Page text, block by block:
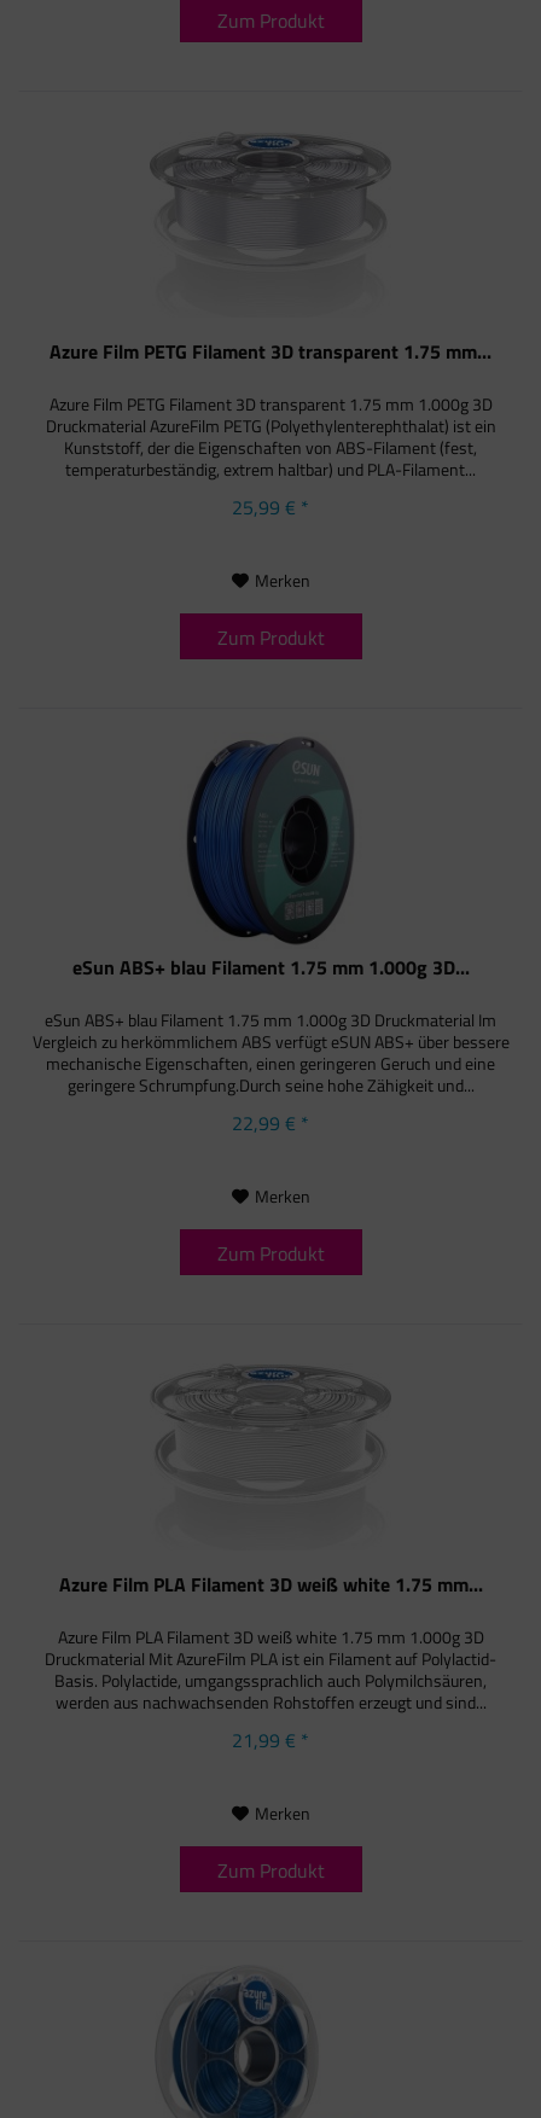
Zum Produkt
Azure Film PETG Filament 3D transparent 1.75 mm...
Azure Film PETG Filament 3D transparent 1.75 mm 1.000g 3D
Druckmaterial AzureFilm PETG (Polyethylenterephthalat) ist ein
Kunststoff, der die Eigenschaften von ABS-Filament (fest,
temperaturbeständig, extrem haltbar) und PLA-Filament...
25,99 € *
Merken
Zum Produkt
eSun ABS+ blau Filament 1.75 mm 1.000g 3D...
eSun ABS+ blau Filament 1.75 mm 1.000g 3D Druckmaterial Im
Vergleich zu herkömmlichem ABS verfügt eSUN ABS+ über bessere
mechanische Eigenschaften, einen geringeren Geruch und eine
geringere Schrumpfung.Durch seine hohe Zähigkeit und...
22,99 € *
Merken
Zum Produkt
Azure Film PLA Filament 3D weiß white 1.75 mm...
Azure Film PLA Filament 3D weiß white 1.75 mm 1.000g 3D
Druckmaterial Mit AzureFilm PLA ist ein Filament auf Polylactid-
Basis. Polylactide, umgangssprachlich auch Polymilchsäuren,
werden aus nachwachsenden Rohstoffen erzeugt und sind...
21,99 € *
Merken
Zum Produkt